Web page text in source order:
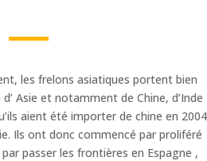
les frelons asiatiques portent bien
Asie et notamment de Chine, d’Inde
aient été importer de chine en 2004
Ils ont donc commencé par proliféré
passer les frontières en Espagne ,